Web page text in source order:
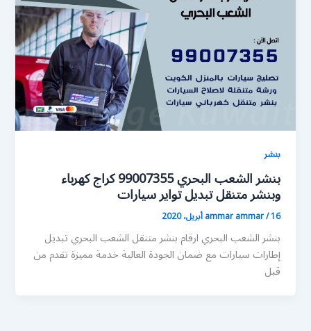
بنشر
بنشر الشعب البحري 99007355 كراج كهرباء
وبنشر متنقل تبديل تواير سيارات
ammar ammar/16 أبريل، 2020
بنشر الشعب البحري ارقام بنشر متنقل الشعب البحري تبديل
إطارات سيارات مع ضمان الجودة العالية خدمة مميزة تقدم من
قبل